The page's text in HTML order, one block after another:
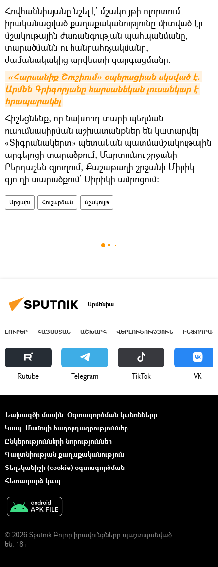
Հովհաննիսյանը նշել է` մշակույթի ոլորտում
իրականացված քաղաքականությունը միտված էր
մշակութային ժառանգության պահպանմանը,
տարածմանն ու հանրահռչակմանը,
ժամանակակից արվեստի զարգացմանը։
«Հարսանիք Շուշիում» օպերացիան սկսված է.
Արմեն Գրիգորյանը հարսանեկան լուսանկար է
հրապարակել
Հիշեցնենք, որ նախորդ տարի պեղման-
ուսումնասիրման աշխատանքներ են կատարվել
«Տիգրանակերտ» պետական պատմամշակութային
արգելոցի տարածքում, Մարտունու շրջանի
Բերդաշեն գյուղում, Քաշաթաղի շրջանի Միրիկ
գյուղի տարածքում՝ Միրիկի ամրոցում:
Արցախ Հուշարձան մշակույթ
Արմենիա
ԼՈՒՐԵՐ ՀԱՅԱՍՏԱՆ ԱՇԽԱՐՀ ՎԵՐԼՈՒԾՈՒԹՅՈՒՆ
Rutube Telegram ТikТоk VK
Նախագծի մասին Օգտագործման կանոնները
Կապ Մամուլի հաղորդագրություններ
Ընկերությունների նորություններ
Գաղտնիության քաղաքականություն
Տեղեկանիշի (cookie) օգտագործման
Հետադարձ կապ
© 2026 Sputnik Բոլոր իրավունքները պաշտպանված
են. 18+